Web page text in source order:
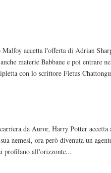
Malfoy accetta l'offerta di Adrian
materie Babbane e poi
con lo scrittore Fletus
da Auror, Harry Potter
nemesi, ora però divenuta un
profilano all'orizzonte...